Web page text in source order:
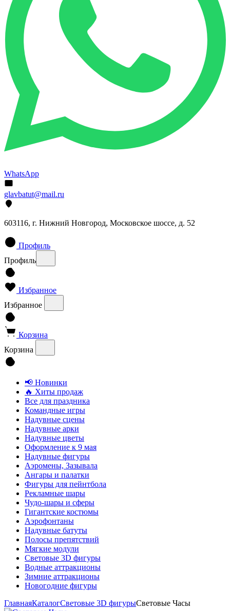
WhatsApp
glavbatut@mail.ru
603116, г. Нижний Новгород, Московское шоссе, д. 52
Профиль
Профиль
Избранное
Избранное
Корзина
Корзина
📢 Новинки
🔥 Хиты продаж
Все для праздника
Командные игры
Надувные сцены
Надувные арки
Надувные цветы
Оформление к 9 мая
Надувные фигуры
Аэромены, Зазывала
Ангары и палатки
Фигуры для пейнтбола
Рекламные шары
Чудо-шары и сферы
Гигантские костюмы
Аэрофонтаны
Надувные батуты
Полосы препятствий
Мягкие модули
Световые 3D фигуры
Водные аттракционы
Зимние аттракционы
Новогодние фигуры
ГлавнаяКаталогСветовые 3D фигурыСветовые Часы